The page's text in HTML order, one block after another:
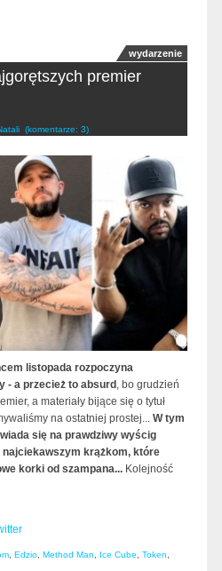
wydarzenie
premier
(komentarze: 3)
listopada rozpoczyna
- a przecież to absurd, bo grudzień
a materiały bijące się o tytuł
na ostatniej prostej... W tym
się na prawdziwy wyścig
krążkom, które
korki od szampana... Kolejność
Edzio Method Man Ice Cube Token